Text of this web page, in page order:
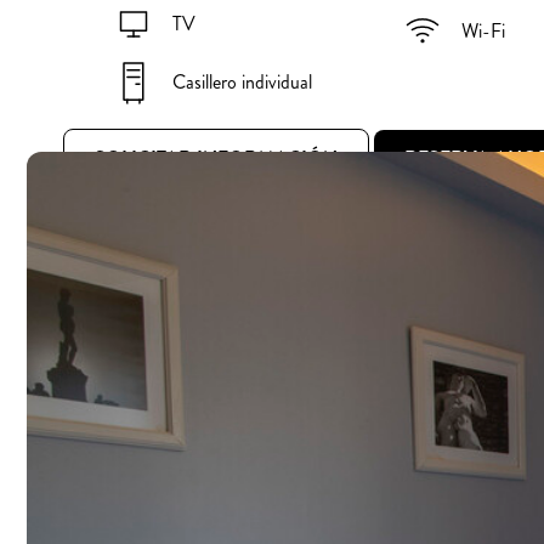
TV
Casillero individual
Wi-Fi
SOLICITAR INFORMACIÓN RESERVA